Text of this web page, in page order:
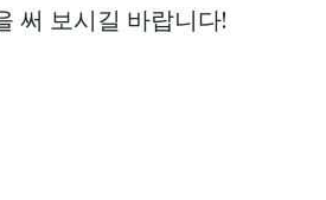
써 보시길 바랍니다!